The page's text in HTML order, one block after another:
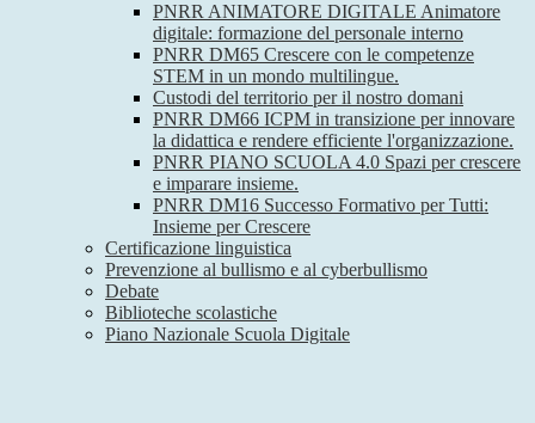
PNRR ANIMATORE DIGITALE Animatore
digitale: formazione del personale interno
PNRR DM65 Crescere con le competenze
STEM in un mondo multilingue.
Custodi del territorio per il nostro domani
PNRR DM66 ICPM in transizione per innovare
la didattica e rendere efficiente l'organizzazione.
PNRR PIANO SCUOLA 4.0 Spazi per crescere
e imparare insieme.
PNRR DM16 Successo Formativo per Tutti:
Insieme per Crescere
Certificazione linguistica
Prevenzione al bullismo e al cyberbullismo
Debate
Biblioteche scolastiche
Piano Nazionale Scuola Digitale